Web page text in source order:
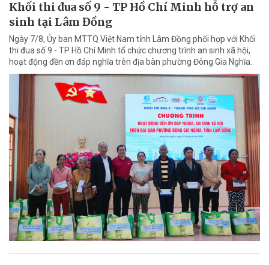
Khối thi đua số 9 - TP Hồ Chí Minh hỗ trợ an
sinh tại Lâm Đồng
Ngày 7/8, Ủy ban MTTQ Việt Nam tỉnh Lâm Đồng phối hợp với Khối
thi đua số 9 - TP Hồ Chí Minh tổ chức chương trình an sinh xã hội,
hoạt động đền ơn đáp nghĩa trên địa bàn phường Đông Gia Nghĩa.